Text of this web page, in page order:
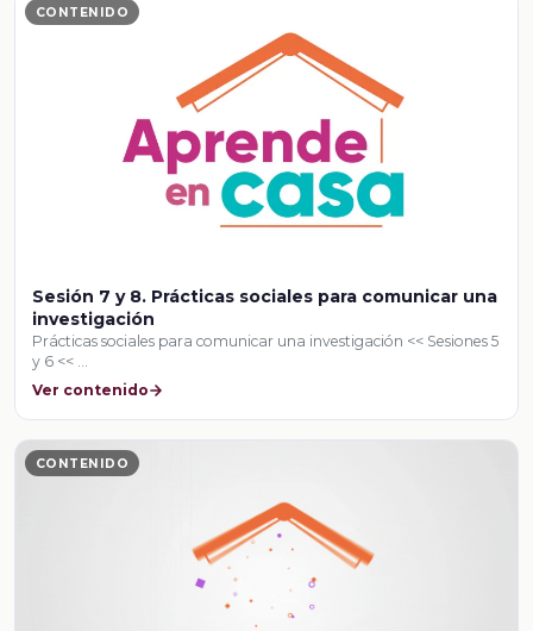
CONTENIDO
Sesión 7 y 8. Prácticas sociales para comunicar una
investigación
Prácticas sociales para comunicar una investigación << Sesiones 5
y 6 << …
Ver contenido
CONTENIDO